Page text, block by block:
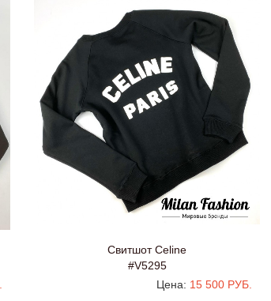
Свитшот Celine
#V5295
Цена: 15 500 РУБ.